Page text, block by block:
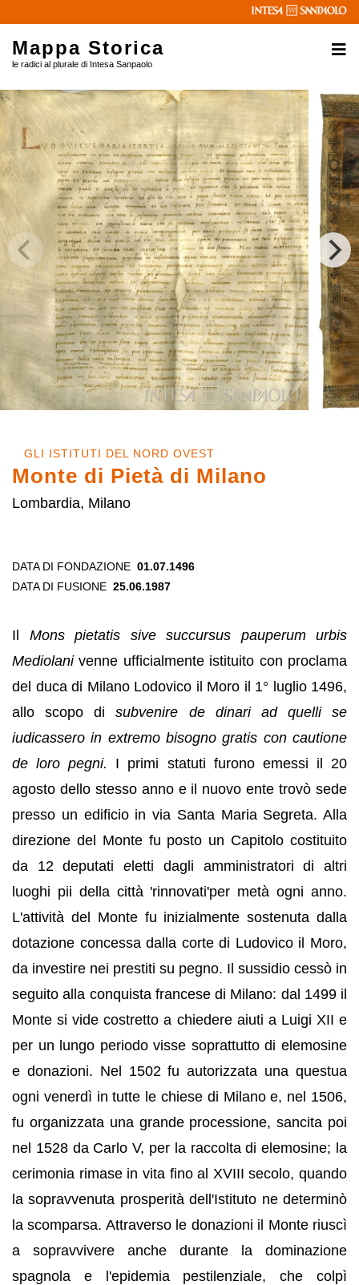
Mappa Storica
le radici al plurale di Intesa Sanpaolo
GLI ISTITUTI DEL NORD OVEST
Monte di Pietà di Milano
Lombardia, Milano
DATA DI FONDAZIONE 01.07.1496
DATA DI FUSIONE 25.06.1987
Il Mons pietatis sive succursus pauperum
urbis
Mediolanivenne ufficialmente istituito con proclama
del duca di Milano Lodovico il Moro il 1° luglio 1496,
allo scopo disubvenire de dinari ad quelli se
iudicassero in extremo bisogno gratis con cautione
de loro pegni. I primi statuti furono emessi il 20
agosto dello stesso anno e il nuovo ente trovò sede
presso un edificio in via Santa Maria Segreta. Alla
direzione del Monte fu posto un Capitolo costituito
da 12 deputati e letti dagli amministratori di altri
luoghi pii della città 'rinnovati'per metà ogni anno.
L'attività del Monte fu inizialmente sostenuta dalla
dotazione concessa dalla corte di Ludovico il Moro,
da investire nei prestiti su pegno. Il sussidio cessò in
seguito alla conquista francese di Milano: dal 1499 il
Monte si vide costretto a chiedere aiuti a Luigi XII e
per un lungo periodo visse soprattutto di elemosine
e donazioni. Nel 1502 fu autorizzata una questua
ogni venerdì in tutte le chiese di Milano e, nel 1506,
fu organizzata una grande processione, sancita poi
nel 1528 da Carlo V, per la raccolta di elemosine; la
cerimonia rimase in vita fino al XVIII secolo, quando
la sopravvenuta prosperità dell'Istituto ne determinò
la scomparsa. Attraverso le donazioni il Monte riuscì
a sopravvivere anche durante la dominazione
spagnola e l'epidemia pestilenziale, che colpì